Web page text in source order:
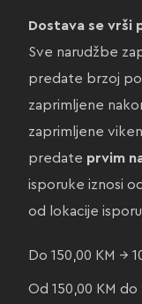
Dostava se vrši
Sve narudžbe
predate brzoj
zaprimljene
zaprimljene
predate prvim
isporuke iznosi od
od lokacije
Do 150,00 KM →
Od 150,00 KM do